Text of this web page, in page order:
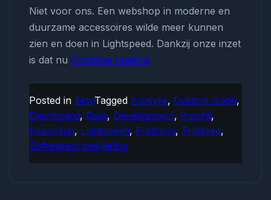
Niet voor ons. Een webshop in moderne en
duurzame accessoires wilde meer kunnen
zien en doen in Lightspeed. Dankzij onze inzet
is dat nu Continue reading
webshop
in
Posted in BlogTagged Analyse, Custom made,
Dashboard, Data, Development, Inzicht,
Koppeling, Lightspeed, Platform, Prijsfeed,
Softwareontwikkeling